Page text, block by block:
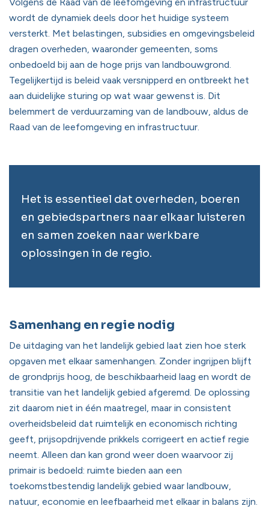
wordt de dynamiek deels door het huidige systeem
versterkt. Met belastingen, subsidies en omgevingsbeleid
dragen overheden, waaronder gemeenten, soms
onbedoeld bij aan de hoge prijs van landbouwgrond.
Tegelijkertijd is beleid vaak versnipperd en ontbreekt het
aan duidelijke sturing op wat waar gewenst is. Dit
belemmert de verduurzaming van de landbouw, aldus de
Raad van de leefomgeving en infrastructuur.
Het is essentieel dat overheden, boeren
en gebiedspartners naar elkaar luisteren
en samen zoeken naar werkbare
oplossingen in de regio.
Samenhang en regie nodig
De uitdaging van het landelijk gebied laat zien hoe sterk
opgaven met elkaar samenhangen. Zonder ingrijpen blijft
de grondprijs hoog, de beschikbaarheid laag en wordt de
transitie van het landelijk gebied afgeremd. De oplossing
zit daarom niet in één maatregel, maar in consistent
overheidsbeleid dat ruimtelijk en economisch richting
geeft, prijsopdrijvende prikkels corrigeert en actief regie
neemt. Alleen dan kan grond weer doen waarvoor zij
primair is bedoeld: ruimte bieden aan een
toekomstbestendig landelijk gebied waar landbouw,
natuur, economie en leefbaarheid met elkaar in balans zijn.